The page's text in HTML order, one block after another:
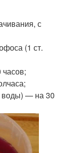
с
(1 ст.
воды) — на 30